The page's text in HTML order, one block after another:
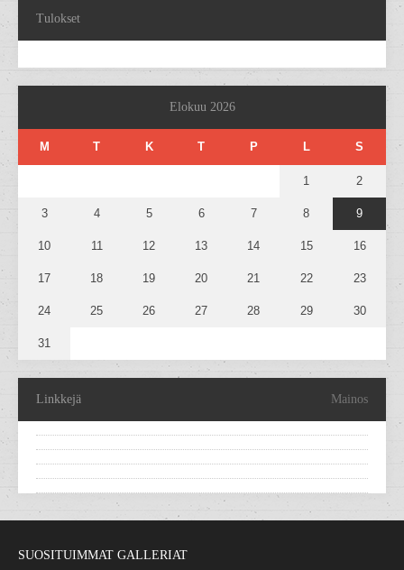
Tulokset
Elokuu 2026
M T K T P L S
1 2
3 4 5 6 7 8 9
10 11 12 13 14 15 16
17 18 19 20 21 22 23
24 25 26 27 28 29 30
31
Linkkejä Mainos
SUOSITUIMMAT GALLERIAT